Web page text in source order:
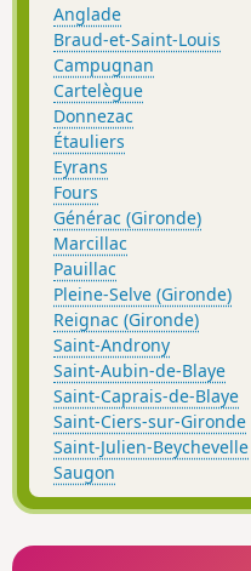
Anglade
Braud-et-Saint-Louis
Campugnan
Cartelègue
Donnezac
Étauliers
Eyrans
Fours
Générac (Gironde)
Marcillac
Pauillac
Pleine-Selve (Gironde)
Reignac (Gironde)
Saint-Androny
Saint-Aubin-de-Blaye
Saint-Caprais-de-Blaye
Saint-Ciers-sur-Gironde
Saint-Julien-Beychevelle
Saugon